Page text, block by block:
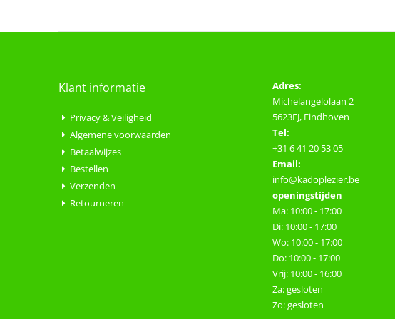
Klant informatie
Privacy & Veiligheid
Algemene voorwaarden
Betaalwijzes
Bestellen
Verzenden
Retourneren
Adres:
Michelangelolaan 2
5623EJ, Eindhoven
Tel:
+31 6 41 20 53 05
Email:
info@kadoplezier.be
openingstijden
Ma: 10:00 - 17:00
Di: 10:00 - 17:00
Wo: 10:00 - 17:00
Do: 10:00 - 17:00
Vrij: 10:00 - 16:00
Za: gesloten
Zo: gesloten